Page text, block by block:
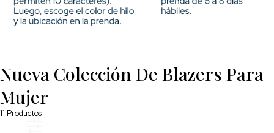
Nueva Colección De Blazers Para
Mujer
11 Productos